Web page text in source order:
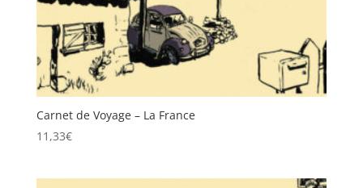
Carnet de Voyage – La France
11,33€